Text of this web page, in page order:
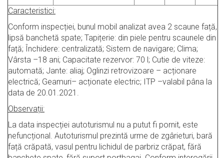
Caracteristici:
Conform inspecției, bunul mobil analizat avea 2 scaune față,
lipsă banchetă spate; Tapițerie: din piele pentru scaunele din
față; Închidere: centralizată; Sistem de navigare; Clima;
Vârsta –18 ani; Capacitate rezervor: 70 l; Cutie de viteze:
automată; Jante: aliaj; Oglinzi retrovizoare – acționare
electrică; Geamuri– acționate electric; ITP –valabil pâna la
data de 20.01.2021.
Observații:
La data inspecției autoturismul nu a putut fi pornit, este
nefuncțional. Autoturismul prezintă urme de zgârieturi, bară
față crăpată, vasul pentru lichidul de parbriz crăpat, fără